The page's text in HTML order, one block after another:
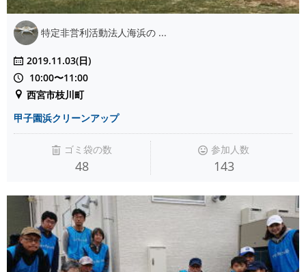
特定非営利活動法人海浜の ...
2019.11.03(日)
10:00〜11:00
西宮市枝川町
甲子園浜クリーンアップ
ゴミ袋の数
48
参加人数
143